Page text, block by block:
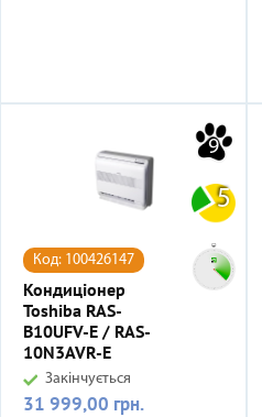
9
5
Код: 100426147
Кондиціонер
Toshiba RAS-
B10UFV-E / RAS-
10N3AVR-E
Закінчується
Ціна
31 999,00 грн.